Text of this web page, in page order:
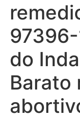
do
Barato